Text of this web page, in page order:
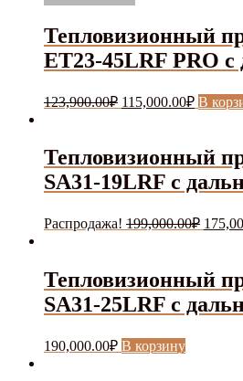
Тепловизионный
ET23-45LRF PRO с
123,900.00₽ Первоначальная
115,000.00₽
цена:
В
Тепловизионный
SA31-19LRF с
Распродажа! 199,000.00₽
Тепловизионный
SA31-25LRF с
190,000.00₽ В корзину